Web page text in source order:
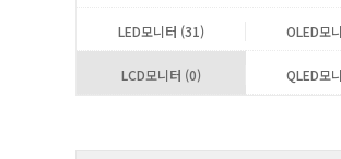
LED모니터 (31) OLED모
LCD모니터 (0) QLED모